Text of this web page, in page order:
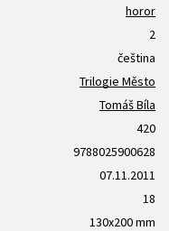
horor
2
čeština
Trilogie Město
Tomáš Bíla
420
9788025900628
07.11.2011
18
130x200 mm